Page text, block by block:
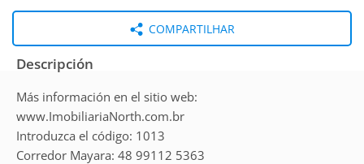
COMPARTILHAR
Descripción
Más información en el sitio web:
www.ImobiliariaNorth.com.br
Introduzca el código: 1013
Corredor Mayara: 48 99112 5363